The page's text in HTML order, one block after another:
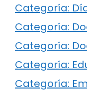
Categoría:
Categoría:
Categoría:
Categoría:
Categoría: